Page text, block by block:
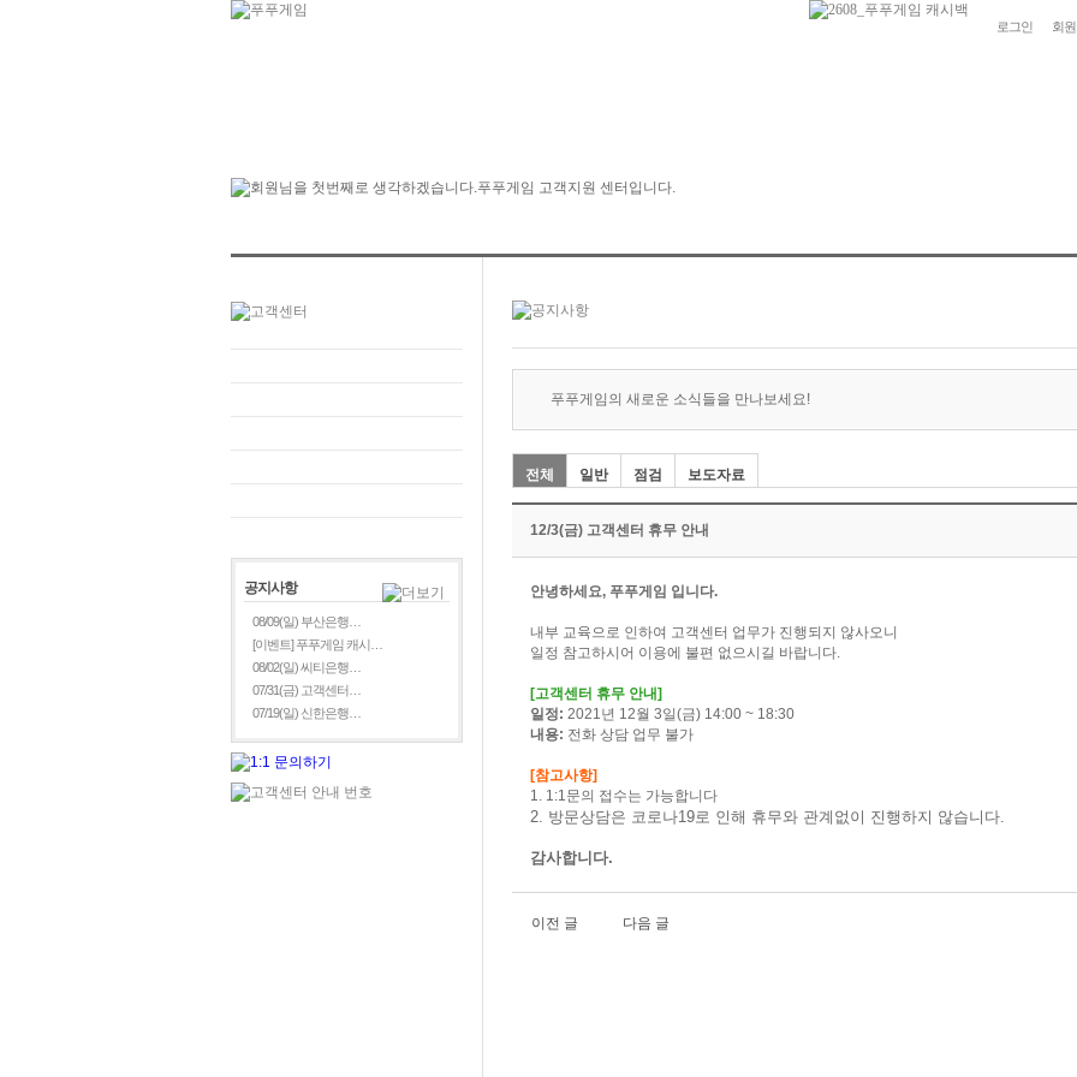
로그인 회
공지사항
08/09(일) 부산은행…
[이벤트] 푸푸게임 캐시…
08/02(일) 씨티은행…
07/31(금) 고객센터…
07/19(일) 신한은행…
푸푸게임의 새로운 소식들을 만나보세요!
전체 일반 점검 보도자료
12/3(금) 고객센터 휴무 안내
안녕하세요, 푸푸게임 입니다.
내부 교육으로 인하여 고객센터 업무가 진행되지 않사오니
일정 참고하시어 이용에 불편 없으시길 바랍니다.
[고객센터 휴무 안내]
일정: 2021년 12월 3일(금) 14:00 ~ 18:30
내용: 전화 상담 업무 불가
[참고사항]
1. 1:1문의 접수는 가능합니다
2. 방문상담은 코로나19로 인해 휴무와 관계없이 진행하지 않습니다.
감사합니다.
이전 글 다음 글